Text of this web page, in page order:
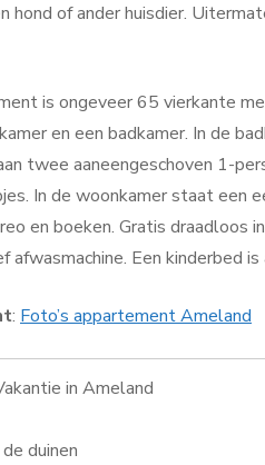
hond of ander huisdier.
is ongeveer 65 vierkante
en een badkamer. In de
twee aaneengeschoven 1-
In de woonkamer staat een
en boeken. Gratis draadloos
afwasmachine. Een kinderbed
: Foto’s appartement Ameland
in Ameland
duinen